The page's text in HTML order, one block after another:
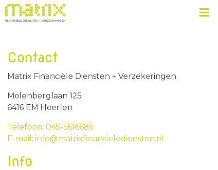
Contact
Matrix Financiële Diensten + Verzekeringen
Molenberglaan 125
6416 EM Heerlen
Telefoon: 045-5616685
E-mail: info@matrixfinancielediensten.nl
Info